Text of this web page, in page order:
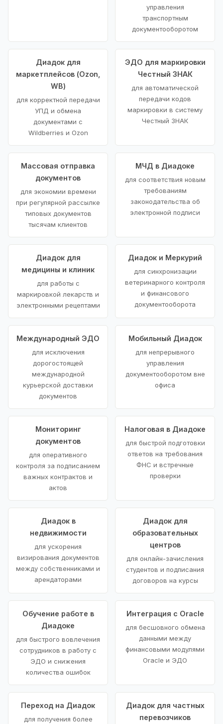
управления
транспортным
документооборотом
Диадок для
маркетплейсов (Ozon,
WB)
для корректной передачи
УПД и обмена
документами с
Wildberries и Ozon
ЭДО для маркировки
Честный ЗНАК
для автоматической
передачи кодов
маркировки в систему
Честный ЗНАК
Массовая отправка
документов
для экономии времени
при регулярной рассылке
типовых документов
тысячам клиентов
МЧД в Диадоке
для соответствия новым
требованиям
законодательства об
электронной подписи
Диадок для
медицины и клиник
для работы с
маркировкой лекарств и
электронными рецептами
Диадок и Меркурий
для синхронизации
ветеринарного контроля
и финансового
документооборота
Международный ЭДО
для исключения
дорогостоящей
международной
курьерской доставки
документов
Мобильный Диадок
для непрерывного
управления
документооборотом вне
офиса
Мониторинг
документов
для оперативного
контроля за подписанием
важных контрактов и
актов
Налоговая в Диадоке
для быстрой подготовки
ответов на требования
ФНС и встречные
проверки
Диадок в
недвижимости
для ускорения
визирования документов
между собственниками и
арендаторами
Диадок для
образовательных
центров
для онлайн-зачисления
студентов и подписания
договоров на курсы
Обучение работе в
Диадоке
для быстрого вовлечения
сотрудников в работу с
ЭДО и снижения
количества ошибок
Интеграция с Oracle
для бесшовного обмена
данными между
финансовыми модулями
Oracle и ЭДО
Переход на Диадок
для получения более
Диадок для частных
перевозчиков